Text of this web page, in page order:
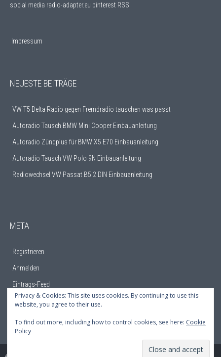
social media radio-adapter.eu pinterest RSS
Impressum
NEUESTE BEITRÄGE
VW T5 Delta Radio gegen Fremdradio tauschen was passt
Autoradio Tausch BMW Mini Cooper Einbauanleitung
Autoradio Zündplus für BMW X5 E70 Einbauanleitung
Autoradio Tausch VW Polo 9N Einbauanleitung
Radiowechsel VW Passat B5 2 DIN Einbauanleitung
META
Registrieren
Anmelden
Eintrags-Feed
Kommentar-Feed
Privacy & Cookies: This site uses cookies. By continuing to use this
website, you agree to their use.
To find out more, including how to control cookies, see here: Cookie
Policy